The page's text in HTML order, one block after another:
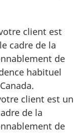
client est
cadre de la
de
habituel
client est un
de la
de